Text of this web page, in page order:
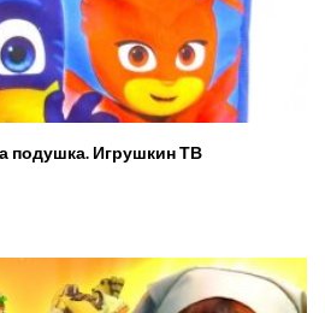
подушка. Игрушкин ТВ